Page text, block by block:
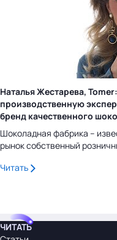
Наталья Жестарева,
производственную
бренд качественного
Шоколадная фабрика –
рынок собственный
Читать
ЧИТАТЬ